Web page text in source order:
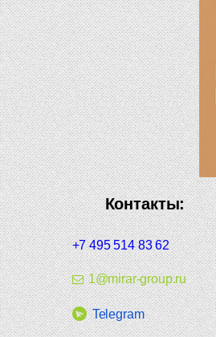
Контакты:
+7 495 514 83 62
1@mirar-group.ru
Telegram